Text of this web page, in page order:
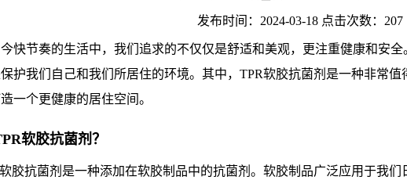
发布时间：2024-03-18 点击次数： 207
快节奏的生活中，我们追求的不仅仅是舒适和美观，更注重健康和安
护我们自己和我们所居住的环境。其中，TPR软胶抗菌剂是一种非常
一个更健康的居住空间。
软胶抗菌剂？
胶抗菌剂是一种添加在软胶制品中的抗菌剂。软胶制品广泛应用于我